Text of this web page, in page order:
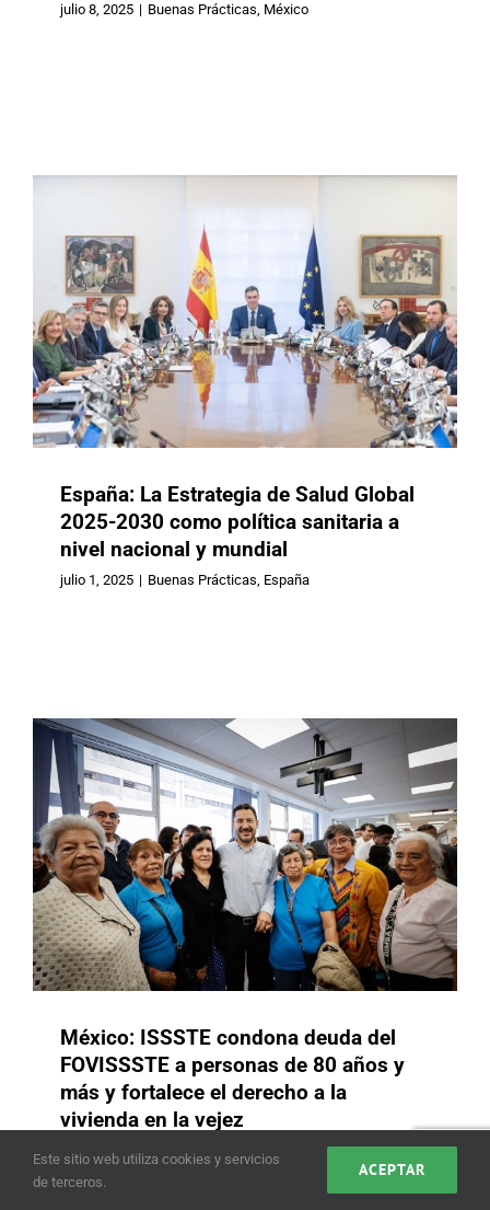
julio 8, 2025 | Buenas Prácticas, México
España: La Estrategia de Salud
España: La Estrategia de Salud Global
2025-2030 como política sanitaria a
nivel nacional y mundial
julio 1, 2025 | Buenas Prácticas, España
México: ISSSTE condona deuda del
FOVISSSTE a personas de 80 años y
México: ISSSTE condona deuda del
FOVISSSTE a personas de 80 años y
más y fortalece el derecho a la
vivienda en la vejez
julio 1, 2025 | Buenas Prácticas ,
República Dominicana: CONAPE
impulsa la profesionalización y
empleabilidad de personas
cuidadoras
Este sitio web utiliza cookies y servicios
de terceros.
ACEPTAR